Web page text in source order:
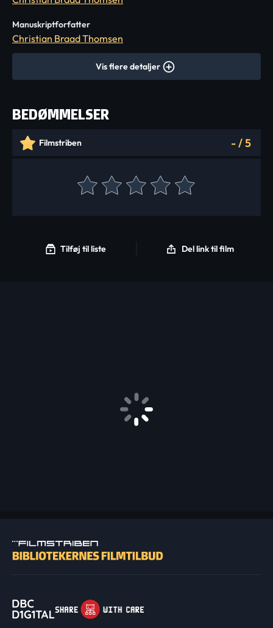
Manuskriptforfatter
Christian Braad Thomsen
Vis flere detaljer
BEDØMMELSER
Filmstriben -/5
Tilføj til liste Del link til film